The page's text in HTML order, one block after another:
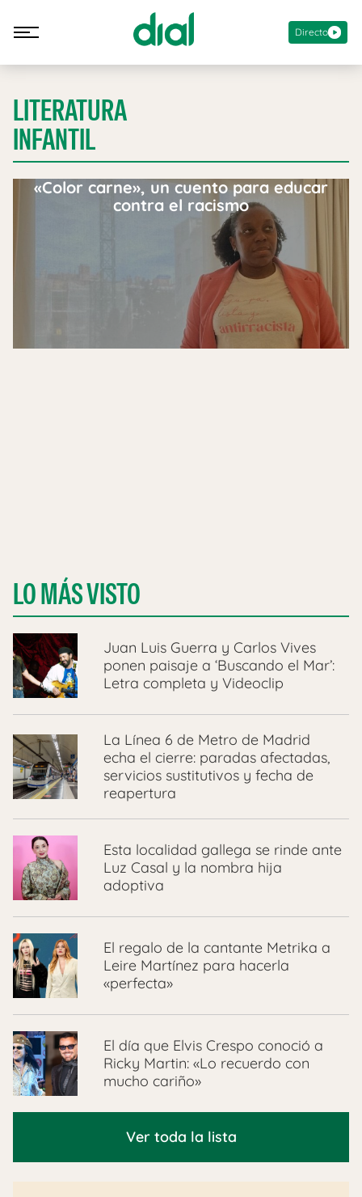
Directo
LITERATURA
INFANTIL
«Color carne», un cuento para educar
contra el racismo
LO MÁS VISTO
Juan Luis Guerra y Carlos Vives
ponen paisaje a ‘Buscando el Mar’:
Letra completa y Videoclip
La Línea 6 de Metro de Madrid
echa el cierre: paradas afectadas,
servicios sustitutivos y fecha de
reapertura
Esta localidad gallega se rinde ante
Luz Casal y la nombra hija
adoptiva
El regalo de la cantante Metrika a
Leire Martínez para hacerla
«perfecta»
El día que Elvis Crespo conoció a
Ricky Martin: «Lo recuerdo con
mucho cariño»
Ver toda la lista